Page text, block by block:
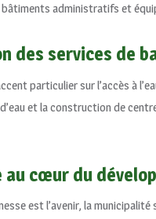
bâtiments administratifs et
des services de
particulier sur l’accès à
et la construction de
au cœur du
est l’avenir, la